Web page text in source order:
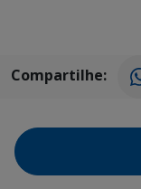
Compartilhe: